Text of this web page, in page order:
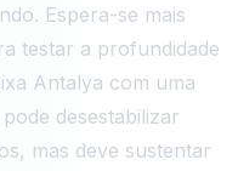
Espera-se mais
testar a profundidade
Antalya com uma
desestabilizar
mas deve sustentar